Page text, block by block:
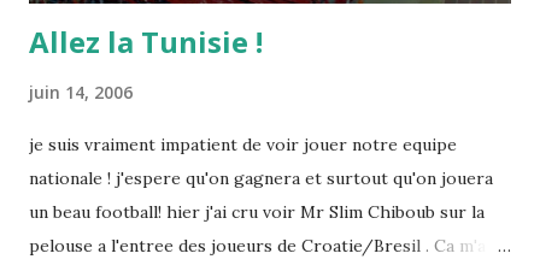
Allez la Tunisie !
juin 14, 2006
je suis vraiment impatient de voir jouer notre equipe
nationale ! j'espere qu'on gagnera et surtout qu'on jouera
un beau football! hier j'ai cru voir Mr Slim Chiboub sur la
pelouse a l'entree des joueurs de Croatie/Bresil . Ca m'a